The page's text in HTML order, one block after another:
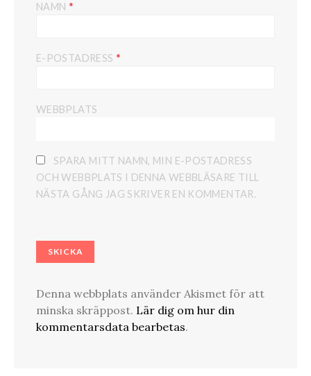
NAMN *
E-POSTADRESS *
WEBBPLATS
SPARA MITT NAMN, MIN E-POSTADRESS
OCH WEBBPLATS I DENNA WEBBLÄSARE TILL
NÄSTA GÅNG JAG SKRIVER EN KOMMENTAR.
Denna webbplats använder Akismet för att
minska skräppost. Lär dig om hur din
kommentarsdata bearbetas.